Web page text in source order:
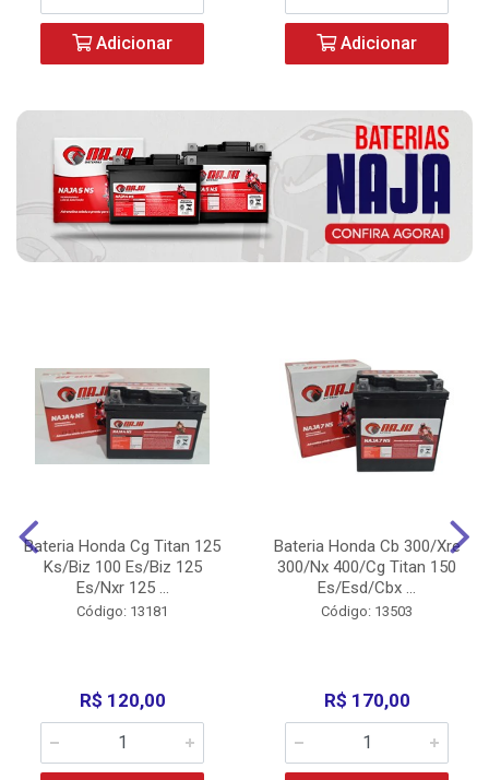
Adicionar Adicionar
Bateria Honda Cg Titan 125
Ks/Biz 100 Es/Biz 125
Es/Nxr 125 ...
Código: 13181
R$ 120,00
Bateria Honda Cb 300/Xre
300/Nx 400/Cg Titan 150
Es/Esd/Cbx ...
Código: 13503
R$ 170,00